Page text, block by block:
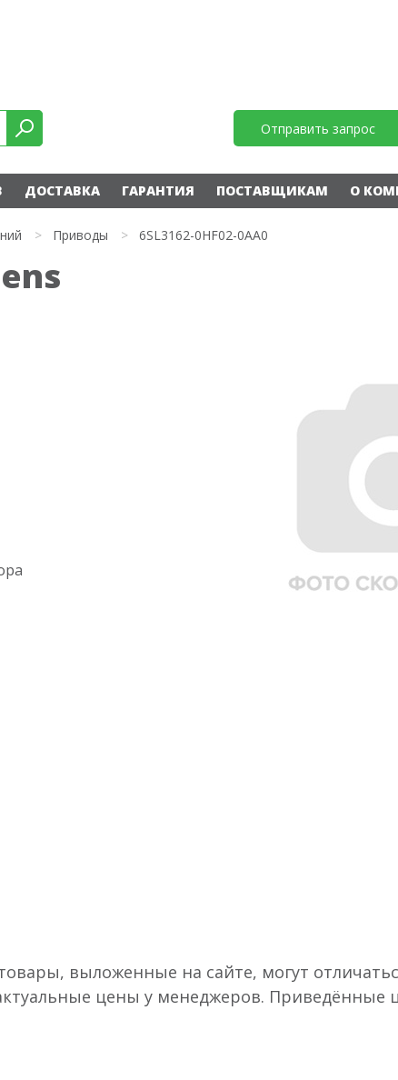
Отправить запрос
ДОСТАВКА ГАРАНТИЯ ПОСТАВЩИКАМ О
> Приводы > 6SL3162-0HF02-0AA0
выложенные на сайте, могут
цены у менеджеров. Приведённые